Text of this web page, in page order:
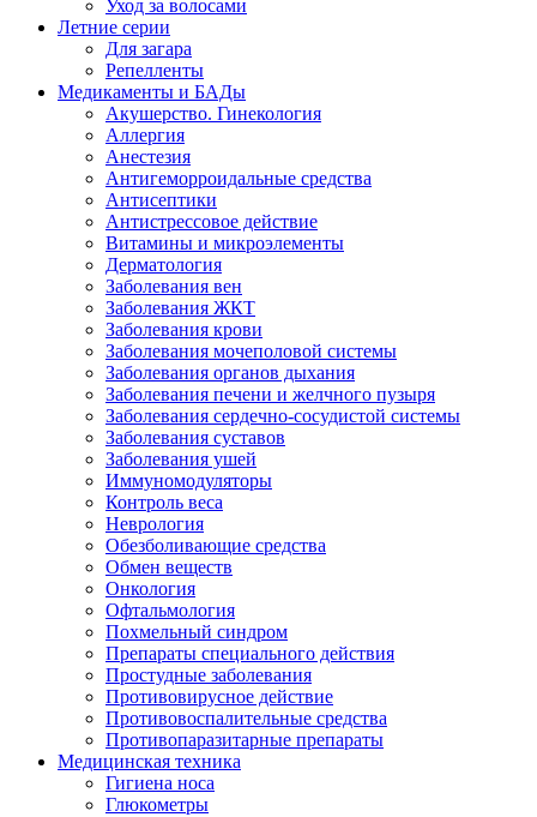
Уход за волосами
Летние серии
Для загара
Репелленты
Медикаменты и БАДы
Акушерство. Гинекология
Аллергия
Анестезия
Антигеморроидальные средства
Антисептики
Антистрессовое действие
Витамины и микроэлементы
Дерматология
Заболевания вен
Заболевания ЖКТ
Заболевания крови
Заболевания мочеполовой системы
Заболевания органов дыхания
Заболевания печени и желчного пузыря
Заболевания сердечно-сосудистой системы
Заболевания суставов
Заболевания ушей
Иммуномодуляторы
Контроль веса
Неврология
Обезболивающие средства
Обмен веществ
Онкология
Офтальмология
Похмельный синдром
Препараты специального действия
Простудные заболевания
Противовирусное действие
Противовоспалительные средства
Противопаразитарные препараты
Медицинская техника
Гигиена носа
Глюкометры